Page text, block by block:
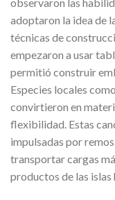
adoptaron la idea de
técnicas de
empezaron a usar
permitió construir
Especies locales
convirtieron en
flexibilidad. Estas
impulsadas por
transportar cargas
productos de las islas